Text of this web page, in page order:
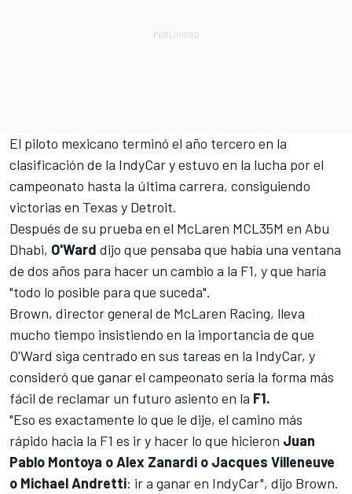
El piloto mexicano terminó el año tercero en la
clasificación de la IndyCar y estuvo en la lucha por el
campeonato hasta la última carrera, consiguiendo
victorias en Texas y Detroit.
Después de su prueba en el McLaren MCL35M en Abu
Dhabi, O'Ward dijo que pensaba que había una ventana
de dos años para hacer un cambio a la F1, y que haría
"todo lo posible para que suceda".
Brown, director general de McLaren Racing, lleva
mucho tiempo insistiendo en la importancia de que
O'Ward siga centrado en sus tareas en la IndyCar, y
consideró que ganar el campeonato sería la forma más
fácil de reclamar un futuro asiento en la F1.
"Eso es exactamente lo que le dije, el camino más
rápido hacia la F1 es ir y hacer lo que hicieron Juan
Pablo Montoya o Alex Zanardi o Jacques Villeneuve
o Michael Andretti: ir a ganar en IndyCar", dijo Brown.